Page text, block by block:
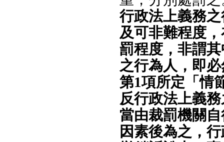
行政法上義務
及可非難程度
罰程度，非謂
之行為人，即
第1項所定「情
反行政法上義
當由裁罰機關
因素後為之，